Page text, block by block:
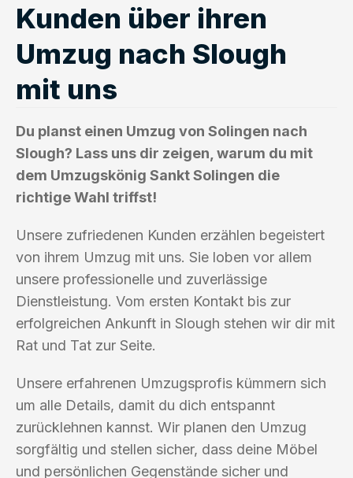
Kunden über ihren
Umzug nach Slough
mit uns
Du planst einen Umzug von Solingen nach
Slough? Lass uns dir zeigen, warum du mit
dem Umzugskönig Sankt Solingen die
richtige Wahl triffst!
Unsere zufriedenen Kunden erzählen begeistert
von ihrem Umzug mit uns. Sie loben vor allem
unsere professionelle und zuverlässige
Dienstleistung. Vom ersten Kontakt bis zur
erfolgreichen Ankunft in Slough stehen wir dir mit
Rat und Tat zur Seite.
Unsere erfahrenen Umzugsprofis kümmern sich
um alle Details, damit du dich entspannt
zurücklehnen kannst. Wir planen den Umzug
sorgfältig und stellen sicher, dass deine Möbel
und persönlichen Gegenstände sicher und